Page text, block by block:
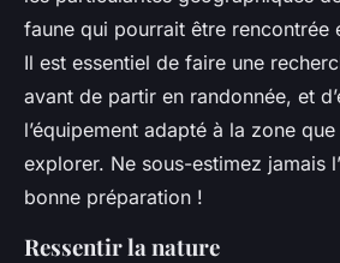
faune qui pourrait être rencontrée
Il est essentiel de faire une
avant de partir en randonnée, et
l’équipement adapté à la zone
explorer. Ne sous-estimez jamais
bonne préparation !
Ressentir la nature